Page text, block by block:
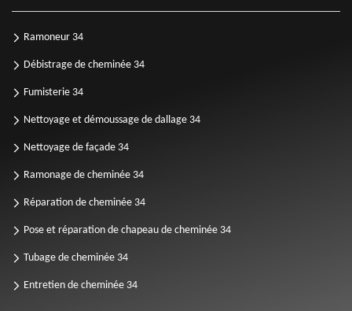
Ramoneur 34
Débistrage de cheminée 34
Fumisterie 34
Nettoyage et démoussage de dallage 34
Nettoyage de façade 34
Ramonage de cheminée 34
Réparation de cheminée 34
Pose et réparation de chapeau de cheminée 34
Tubage de cheminée 34
Entretien de cheminée 34